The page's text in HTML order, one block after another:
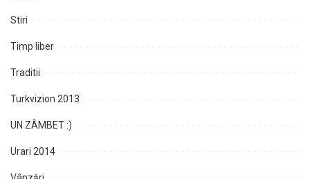
Stiri
Timp liber
Traditii
Turkvizion 2013
UN ZÂMBET :)
Urari 2014